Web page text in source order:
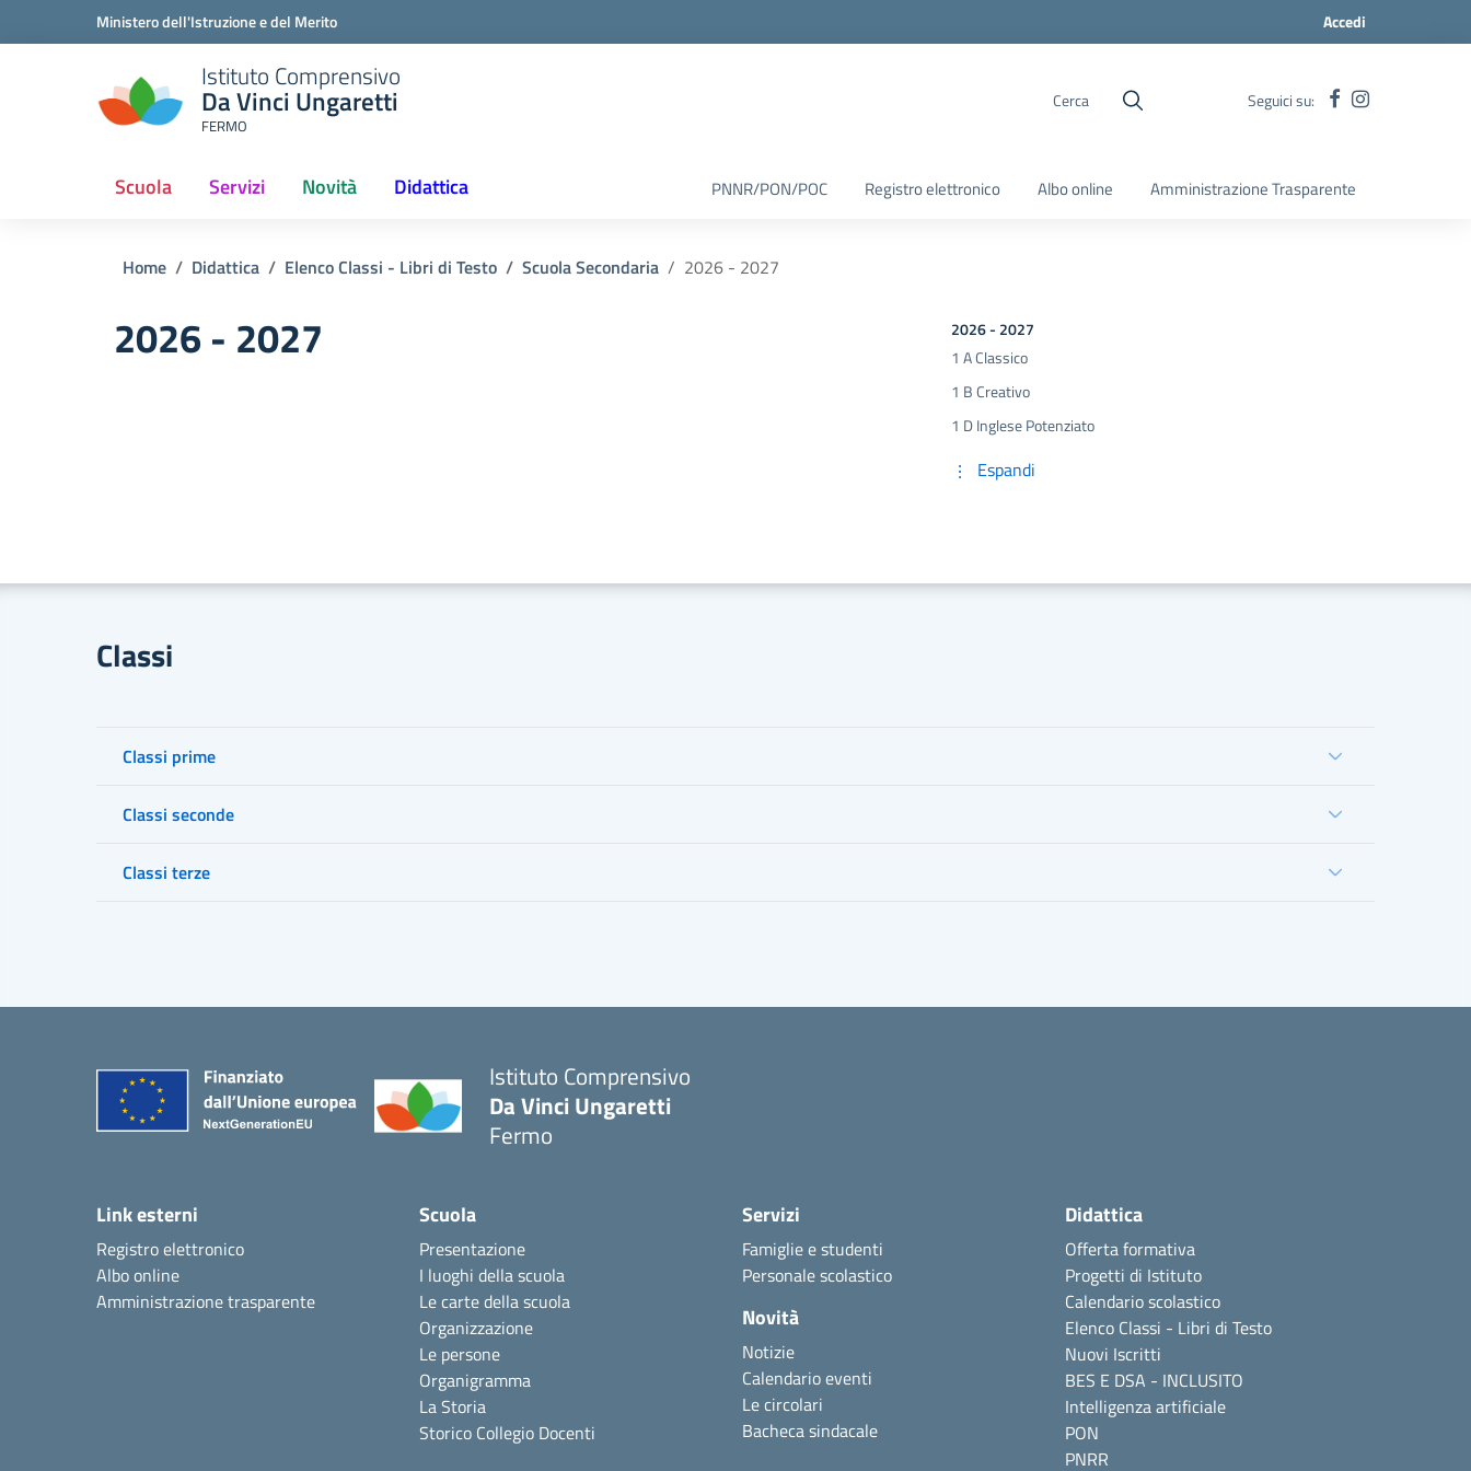
Ministero dell'Istruzione e del Merito Accedi
Istituto Comprensivo
Da Vinci Ungaretti
FERMO
Cerca Seguici su:
Scuola Servizi Novità Didattica
(current) PNNR/PON/POC Registro elettronico Albo online Amministrazione Trasparente
Home Didattica Elenco Classi - Libri di Testo Scuola Secondaria 2026 - 2027
2026 - 2027
2026 - 2027
1 A Classico
1 B Creativo
1 D Inglese Potenziato
Espandi
Classi
Classi prime
Classi seconde
Classi terze
Istituto Comprensivo
Da Vinci Ungaretti
Fermo
Link esterni
Registro elettronico
Albo online
Amministrazione trasparente
Scuola
Presentazione
I luoghi della scuola
Le carte della scuola
Organizzazione
Le persone
Organigramma
La Storia
Storico Collegio Docenti
Servizi
Famiglie e studenti
Personale scolastico
Novità
Notizie
Calendario eventi
Le circolari
Bacheca sindacale
Didattica
Offerta formativa
Progetti di Istituto
Calendario scolastico
Elenco Classi - Libri di Testo
Nuovi Iscritti
BES E DSA - INCLUSITO
Intelligenza artificiale
PON
PNRR